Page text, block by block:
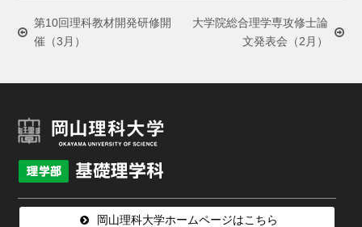
第10回理科教材開発研修開
催（3月）
大学院総合理学専攻修士論
文発表会（2月）
岡山理科大学ホームページはこちら